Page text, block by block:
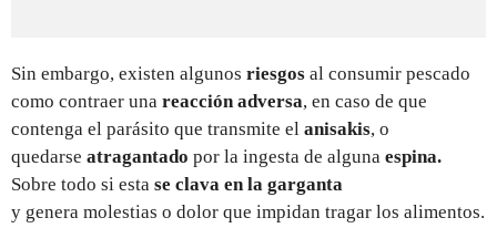
Sin embargo, existen algunos riesgos al consumir pescado
como contraer una reacción adversa, en caso de que
contenga el parásito que transmite el anisakis, o
quedarse atragantado por la ingesta de alguna espina.
Sobre todo si esta se clava en la garganta
y genera molestias o dolor que impidan tragar los alimentos.